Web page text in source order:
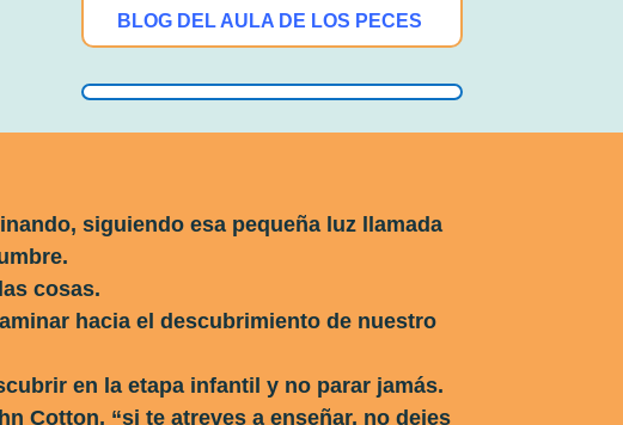
BLOG DEL AULA DE LOS PECES
siguiendo esa pequeña luz llamada
cosas.
hacia el descubrimiento de nuestro
en la etapa infantil y no parar jamás.
Cotton, “si te atreves a enseñar, no dejes